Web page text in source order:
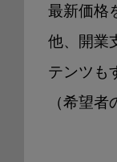
最新価格
他、開業
テンツも
（希望者